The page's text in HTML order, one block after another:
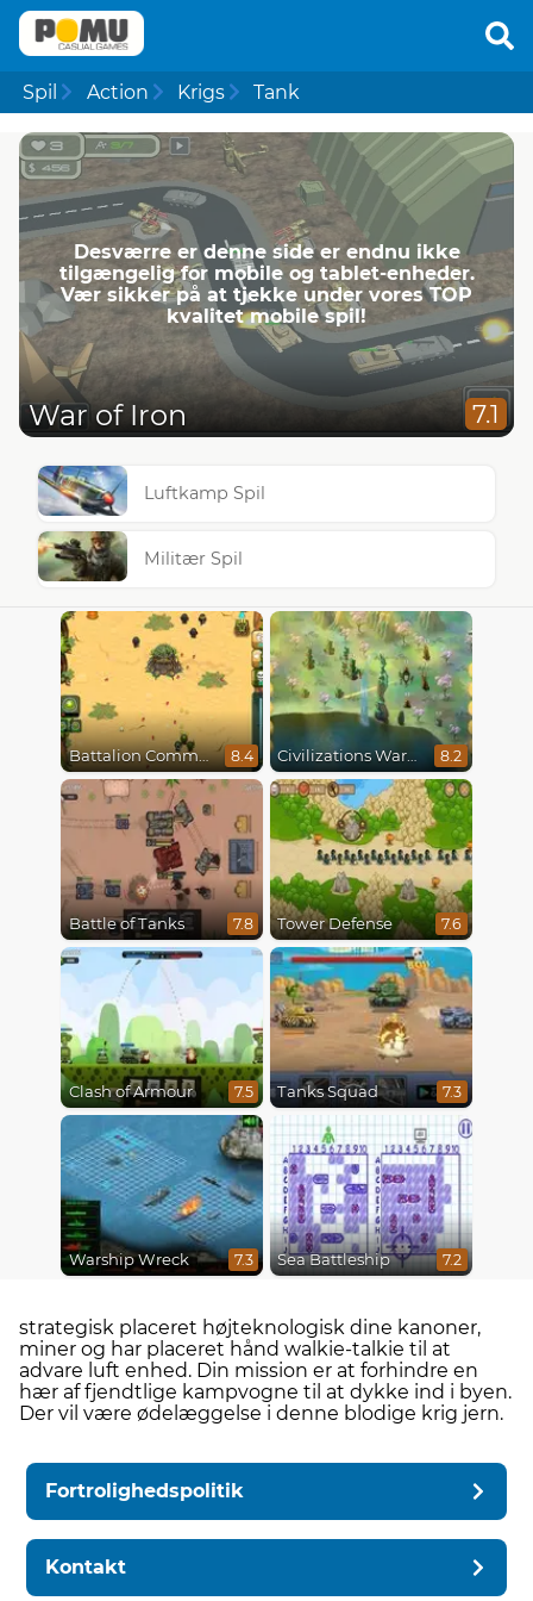
Spil Action Krigs Tank
Desværre er denne side er endnu ikke
tilgængelig for mobile og tablet-enheder.
Vær sikker på at tjekke under vores TOP
kvalitet mobile spil!
War of Iron 7.1
Luftkamp Spil
Militær Spil
Battalion Commander 8.4 Civilizations Wars Master Edition 8.2
Battle of Tanks 7.8 Tower Defense 7.6
Clash of Armour 7.5 Tanks Squad 7.3
Warship Wreck 7.3 Sea Battleship 7.2
strategisk placeret højteknologisk dine kanoner,
miner og har placeret hånd walkie-talkie til at
advare luft enhed. Din mission er at forhindre en
hær af fjendtlige kampvogne til at dykke ind i byen.
Der vil være ødelæggelse i denne blodige krig jern.
Fortrolighedspolitik
Kontakt